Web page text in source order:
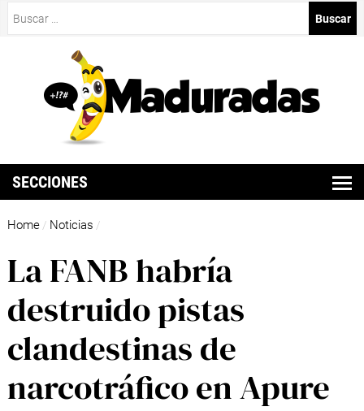
SECCIONES
Home / Noticias /
La FANB habría
destruido pistas
clandestinas de
narcotráfico en Apure